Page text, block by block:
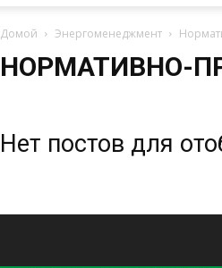
Домой Энергоменеджмент
НОРМАТИВНО-
Нет постов для